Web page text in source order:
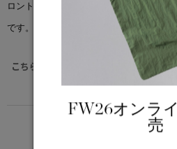
ロントにはボタン付きの前立てなど、快
です。
こちらの商品には先着でノベルティー
ック）をプレゼント。※なくな
ENDURING
FW26オンラ
売